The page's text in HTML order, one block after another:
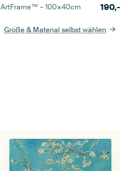
ArtFrame™ –100×40cm 190,-
Größe & Material selbst wählen